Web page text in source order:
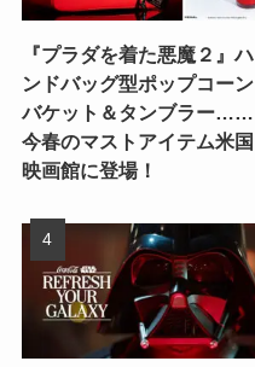
『プラダを着た悪魔２』ハ
ンドバッグ型ポップコーン
バケット＆タンブラー……
今春のマストアイテム米国
映画館に登場！